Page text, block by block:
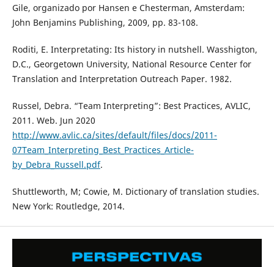
Gile, organizado por Hansen e Chesterman, Amsterdam:
John Benjamins Publishing, 2009, pp. 83-108.
Roditi, E. Interpretating: Its history in nutshell. Wasshigton,
D.C., Georgetown University, National Resource Center for
Translation and Interpretation Outreach Paper. 1982.
Russel, Debra. “Team Interpreting”: Best Practices, AVLIC,
2011. Web. Jun 2020
http://www.avlic.ca/sites/default/files/docs/2011-
07Team_Interpreting_Best_Practices_Article-
by_Debra_Russell.pdf.
Shuttleworth, M; Cowie, M. Dictionary of translation studies.
New York: Routledge, 2014.